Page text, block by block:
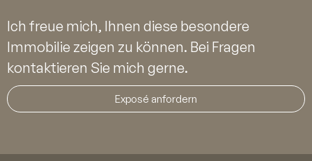
Ich freue mich, Ihnen diese besondere
Immobilie zeigen zu können. Bei Fragen
kontaktieren Sie mich gerne.
Exposé anfordern